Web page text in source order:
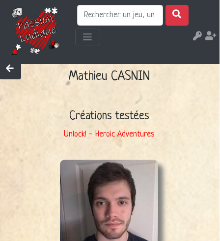
Mathieu CASNIN
Créations testées
Unlock! - Heroic Adventures